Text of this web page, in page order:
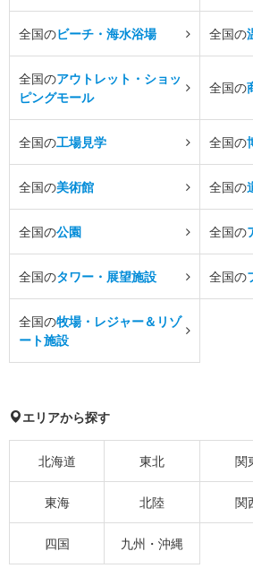
全国のビーチ・海水浴場 全国の
全国のアウトレット・ショッ
ピングモール
全国の
全国の工場見学 全国の
全国の美術館 全国の
全国の公園 全国の
全国のタワー・展望施設 全国の
全国の牧場・レジャー＆リゾ
ート施設
エリアから探す
北海道 東北 関
東海 北陸 関
四国 九州・沖縄